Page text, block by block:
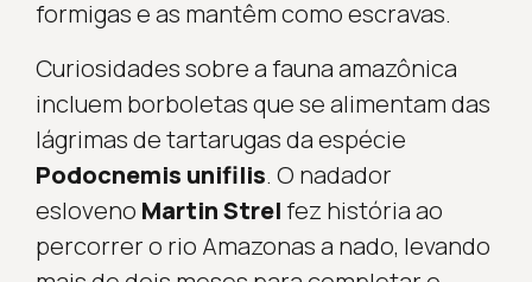
formigas e as mantêm como escravas.
Curiosidades sobre a fauna amazônica
incluem borboletas que se alimentam das
lágrimas de tartarugas da espécie
Podocnemis unifilis. O nadador
esloveno Martin Strelfez história ao
percorrer o rio Amazonas a nado, levando